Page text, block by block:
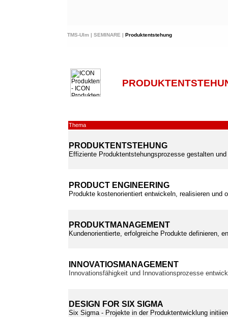
TMS-Ulm | SEMINARE | Produktentstehung
Thema
PRODUKTENTSTEHUNG
Effiziente Produktentstehungsprozesse gestalten und
PRODUCT ENGINEERING
Produkte kostenorientiert entwickeln, realisieren und
PRODUKTMANAGEMENT
Kundenorientierte, erfolgreiche Produkte definieren,
INNOVATIOSMANAGEMENT
Innovationsfähigkeit und Innovationsprozesse
DESIGN FOR SIX SIGMA
Six Sigma - Projekte in der Produktentwicklung